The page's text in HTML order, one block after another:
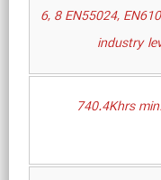
6, 8 EN55024,
industry
740.4Khrs